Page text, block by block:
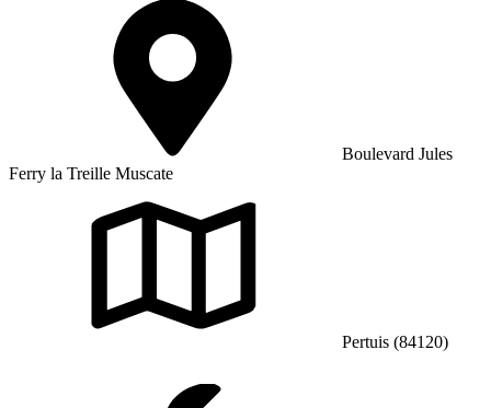
Boulevard Jules
Ferry la Treille Muscate
Pertuis (84120)